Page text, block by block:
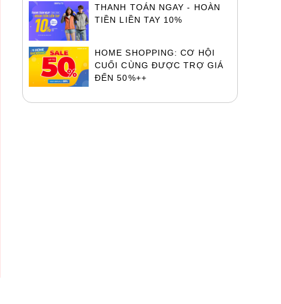
THANH TOÁN NGAY - HOÀN
TIỀN LIỀN TAY 10%
HOME SHOPPING: CƠ HỘI
CUỐI CÙNG ĐƯỢC TRỢ GIÁ
ĐẾN 50%++